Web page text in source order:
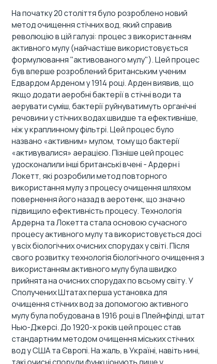
На початку 20 століття було розроблено новий
метод очищення стічних вод, який справив
революцію в цій галузі: процес з використанням
активного мулу (найчастіше використовується
формулювання "активованого мулу"). Цей процес
був вперше розроблений британським ученим
Едвардом Арденом у 1914 році. Арден виявив, що
якщо додати аеробні бактерії в стічні води та
аерувати суміш, бактерії руйнуватимуть органічні
речовини у стічних водах швидше та ефективніше,
ніж у краплинному фільтрі. Цей процес було
названо «активним» мулом, тому що бактерії
«активувалися» аерацією. Пізніше цей процес
удосконалили інші британські вчені - Ардерн і
Локетт, які розробили метод повторного
використання мулу з процесу очищення шляхом
повернення його назад в аеротенк, що значно
підвищило ефективність процесу. Технологія
Ардерна та Локетта стала основою сучасного
процесу активного мулу та використовується досі
у всіх біологічних очисних спорудах у світі. Після
свого розвитку технологія біологічного очищення з
використанням активного мулу була швидко
прийнята на очисних спорудах по всьому світу. У
Сполучених Штатах перша установка для
очищення стічних вод за допомогою активного
мулу була побудована в 1916 році в Плейнфілді, штат
Нью-Джерсі. До 1920-х років цей процес став
стандартним методом очищення міських стічних
вод у США та Європі. На жаль, в Україні, навіть нині,